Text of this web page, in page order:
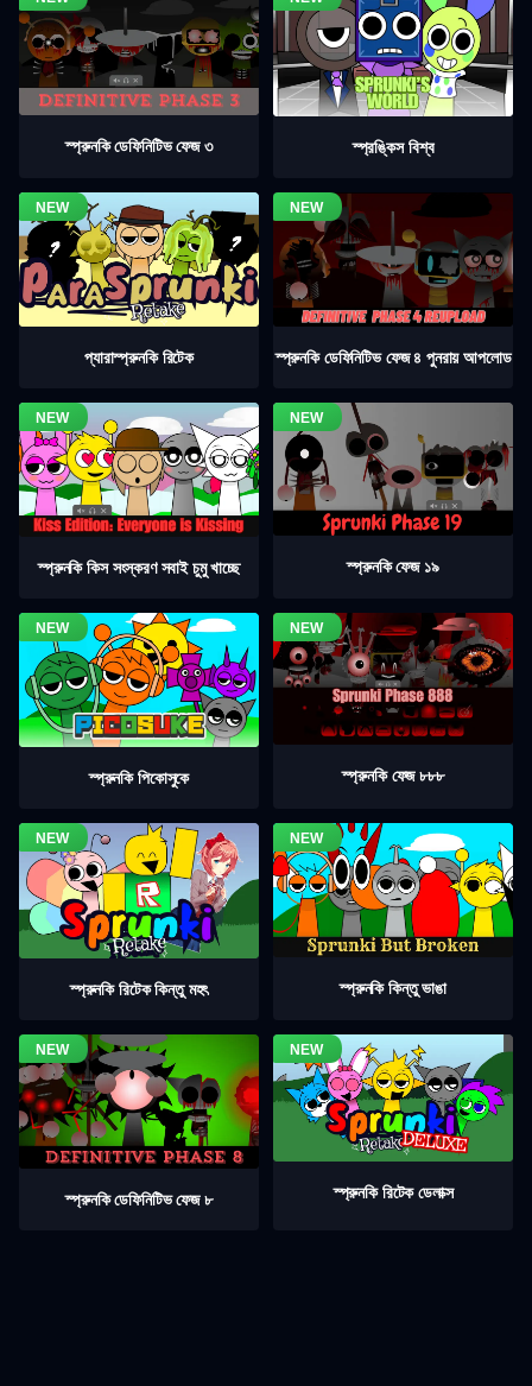
স্প্রুনকি ডেফিনিটিভ ফেজ ৩ স্প্রঙ্কিস বিশ্ব
প্যারাস্প্রুনকি রিটেক স্প্রুনকি ডেফিনিটিভ ফেজ ৪ পুনরায় আপলোড
স্প্রুনকি কিস সংস্করণ সবাই চুমু খাচ্ছে স্প্রুনকি ফেজ ১৯
স্প্রুনকি পিকোসুকে স্প্রুনকি ফেজ ৮৮৮
স্প্রুনকি রিটেক কিন্তু মহৎ স্প্রুনকি কিন্তু ভাঙা
স্প্রুনকি ডেফিনিটিভ ফেজ ৮ স্প্রুনকি রিটেক ডেলাক্স